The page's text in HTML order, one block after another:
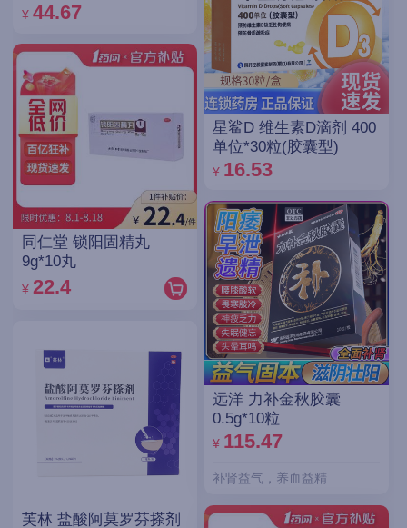
¥ 44.67
同仁堂 锁阳固精丸
9g*10丸
¥ 22.4
芙林 盐酸阿莫罗芬搽剂
星鲨D 维生素D滴剂 400
单位*30粒(胶囊型)
¥ 16.53
远洋 力补金秋胶囊
0.5g*10粒
¥ 115.47
补肾益气，养血益精